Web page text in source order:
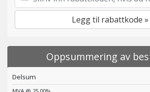
Legg til rabattkode »
Oppsummering av
Delsum